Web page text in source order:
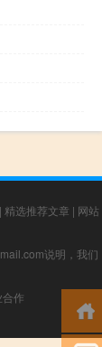
| 精选推荐文章 | 网站
说明，我们
作